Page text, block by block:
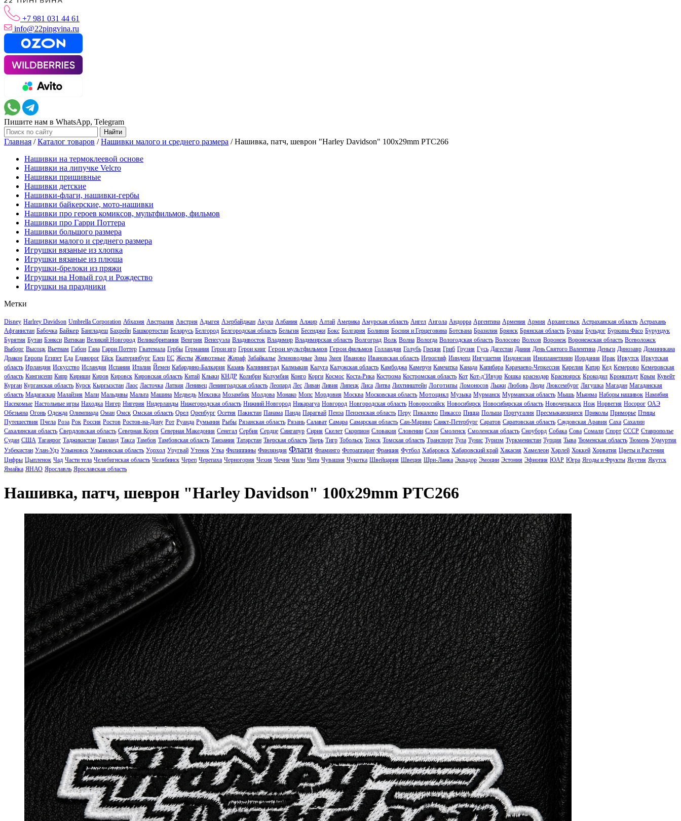
+7 981 031 44 61
info@22pingvina.ru
Пишите нам в WhatsApp, Telegram
Главная /Каталог товаров /Нашивки малого и среднего размера /Нашивка, патч, шеврон "Harley Davidson" 100x29mm PTC266
Нашивки на термоклеевой основе
Нашивки на липучке Velcro
Нашивки пришивные
Нашивки детские
Нашивки-флаги, нашивки-гербы
Нашивки байкерские, мото-нашивки
Нашивки про героев комиксов, мультфильмов, фильмов
Нашивки про Гарри Поттера
Нашивки большого размера
Нашивки малого и среднего размера
Игрушки вязаные из хлопка
Игрушки вязаные из плюша
Игрушки-брелоки из пряжи
Игрушки на Новый год и Рождество
Игрушки на праздники
Метки
Disney Harlrey Davidson Umbrella Corporation Абхазия Австралия Австрия Адыгея Азербайджан Акула Албания Алжир Алтай Америка Амурская область Ангел Ангола Андорра Аргентина Армения Армия Архангельск Астраханская область Астрахань
Афганистан Бабочка Байкер Бангладеш Бахрейн Башкортостан Беларусь Белгород Белгородская область Бельгия Бесенджи Бокс Болгария Боливия Босния и Герцеговина Ботсвана Бразилия Брянск Брянская область Буквы Бульдог Буркина Фасо Бурундук
Бурятия Бутан Бэнкси Ватикан Великий Новгород Великобритания Венгрия Венесуэла Владивосток Владимир Владимирская область Волгоград Волк Волна Вологда Вологодская область Волосово Волхов Воронеж Воронежская область Всеволожск
Выборг Высоцк Вьетнам Габон Гана Гарри Поттер Гватемала Гербы Германия Герои игр Герои книг Герои мультфильмов Герои фильмов Голландия Голубь Греция Гриб Грузия Гусь Дагестан Дания День Святого Валентина Деньги Динозавр Доминикана
Дракон Европа Египет Еда Единорог Ейск Екатеринбург Елец ЕС Жесты Животные Жираф Забайкалье Земноводные Зима Змея Иваново Ивановская область Иероглиф Ииндеец Ингушетия Индонезия Инопланетянин Иордания Ирак Иркутск Иркутская
область Ирландия Искусство Исландия Испания Италия Йемен Кабардино-Балкария Казань Калининград Калмыкия Калуга Калужская область Камбоджа Камерун Камчатка Канада Капибара Карачаево-Черкессия Карелия Катар Кед Кемерово Кемеровская
область Кингисепп Кипр Кириши Киров Кировск Кировская область Китай Клыки КНДР Колибри Колумбия Конго Корги Космос Коста-Рика Кострома Костромская область Кот Кот-д’Ивуар Кошка краснодар Красноярск Крокодил Кронштадт Крым Кувейт
Курган Курганская область Курск Кыргызстан Лаос Ласточка Латвия Ленивец Ленинградская область Леопард Лес Ливан Ливия Липецк Лиса Литва Лихтинштейн Логотипы Ломоносов Лыжи Любовь Люди Люксембург Лягушка Магадан Магаданская
область Мадагаскар Малайзия Мали Мальдивы Мальта Машина Медведь Мексика Мозамбик Молдова Монако Мопс Мордовия Москва Московская область Мотоцикл Музыка Мурманск Мурманская область Мышь Мьянма Наборы нашивок Намибия
Насекомые Настольные игры Находка Нигер Нигерия Нидерланды Нижегородская область Нижний Новгород Никарагуа Новгород Новгородская область Новороссийск Новосибирск Новосибирская область Новочеркасск Нож Норвегия Носорог ОАЭ
Обезьяна Огонь Одежда Олимпиада Оман Омск Омская область Орел Оренбург Осетия Пакистан Панама Панда Парагвай Пенза Пензенская область Перу Пикалево Пикассо Пицца Польша Португалия Пресмыкающиеся Приколы Приморье Птицы
Путешествия Пчела Роза Рок Россия Ростов Ростов-на-Дону Рот Руанда Румыния Рыбы Рязанская область Рязань Салават Самара Самарская область Сан-Марино Санкт-Петербург Саратов Саратовская область Саудовская Аравия Саха Сахалин
Сахалинская область Свердловская область Северная Корея Северная Македония Сенегал Сербия Сердце Сингапур Сирия Скелет Скорпион Словакия Словении Слон Смоленск Смоленская область Сноуборд Собака Сова Сомали Спорт СССР Ставрополье
Судан США Таганрог Таджикистан Таиланд Такса Тамбов Тамбовская область Танзания Татарстан Тверская область Тверь Тигр Тобольск Томск Томская область Транспорт Тула Тунис Туризм Туркменистан Турция Тыва Тюменская область Тюмень Удмуртия
Узбекистан Улан-Удэ Ульяновск Ульяновская область Уорхол Уругвай Утенок Утка Филиппины Финляндия Флаги Фламинго Фотоаппарат Франция Футбол Хабаровск Хабаровский край Хакасия Хамелеон Харлей Хоккей Хорватия Цветы и Растения
Цифры Цыпленок Чад Части тела Челябигнская область Челябинск Череп Черепаха Черногория Чехия Чечня Чили Чита Чувашия Чукотка Швейцария Швеция Шри-Ланка Эквадор Эмоции Эстония Эфиопия ЮАР Югра Ягоды и Фрукты Якутия Якутск
Ямайка ЯНАО Ярославль Ярославская область
Нашивка, патч, шеврон "Harley Davidson" 100x29mm PTC266